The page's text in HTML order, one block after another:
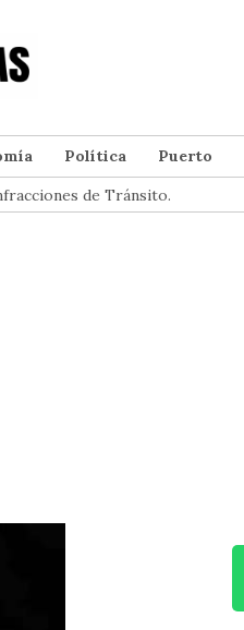
Política Puerto
de Tránsito.